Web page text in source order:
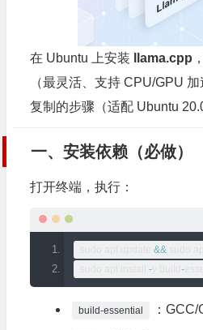
在 Ubuntu 上安装 llama.cpp
（最灵活、支持 CPU/GPU
复制的步骤（适配 Ubuntu
一、安装依赖（必做）
打开终端，执行：
&& sudo
-y build -
build-essential ：